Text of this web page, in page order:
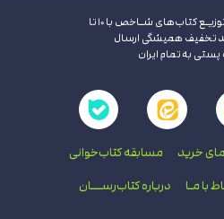
شــبکه توزیـع کتاب‌های شـاخص با ۱۰ تا
تخفیف همیشگی ارسال
به تمام ایران
خرید مسابقه کتاب‌خوانی
با‌ مـا درباره کتاب‌رســـان